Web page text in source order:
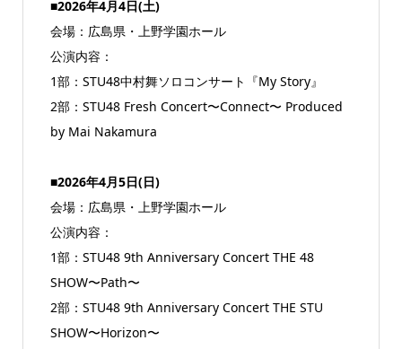
■2026年4月4日(土)
会場：広島県・上野学園ホール
公演内容：
1部：STU48中村舞ソロコンサート『My Story』
2部：STU48 Fresh Concert〜Connect〜 Produced
by Mai Nakamura
■2026年4月5日(日)
会場：広島県・上野学園ホール
公演内容：
1部：STU48 9th Anniversary Concert THE 48
SHOW〜Path〜
2部：STU48 9th Anniversary Concert THE STU
SHOW〜Horizon〜